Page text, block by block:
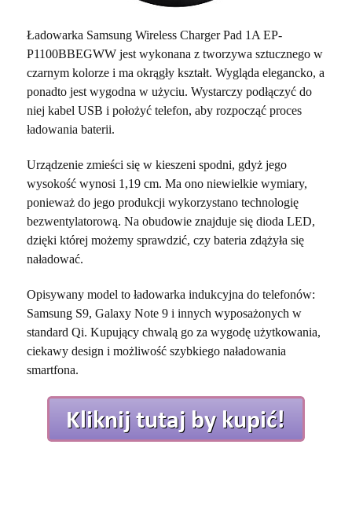
Ładowarka Samsung Wireless Charger Pad 1A EP-
P1100BBEGWW jest wykonana z tworzywa sztucznego w
czarnym kolorze i ma okrągły kształt. Wygląda elegancko, a
ponadto jest wygodna w użyciu. Wystarczy podłączyć do
niej kabel USB i położyć telefon, aby rozpocząć proces
ładowania baterii.
Urządzenie zmieści się w kieszeni spodni, gdyż jego
wysokość wynosi 1,19 cm. Ma ono niewielkie wymiary,
ponieważ do jego produkcji wykorzystano technologię
bezwentylatorową. Na obudowie znajduje się dioda LED,
dzięki której możemy sprawdzić, czy bateria zdążyła się
naładować.
Opisywany model to ładowarka indukcyjna do telefonów:
Samsung S9, Galaxy Note 9 i innych wyposażonych w
standard Qi. Kupujący chwalą go za wygodę użytkowania,
ciekawy design i możliwość szybkiego naładowania
smartfona.